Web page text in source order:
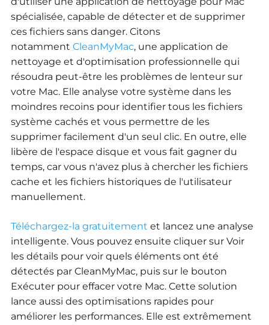
spécialisée, capable de détecter et de supprimer
ces fichiers sans danger. Citons
notamment CleanMyMac, une application de
nettoyage et d'optimisation professionnelle qui
résoudra peut-être les problèmes de lenteur sur
votre Mac. Elle analyse votre système dans les
moindres recoins pour identifier tous les fichiers
système cachés et vous permettre de les
supprimer facilement d'un seul clic. En outre, elle
libère de l'espace disque et vous fait gagner du
temps, car vous n'avez plus à chercher les fichiers
cache et les fichiers historiques de l'utilisateur
manuellement.
Téléchargez-la gratuitement et lancez une analyse
intelligente. Vous pouvez ensuite cliquer sur Voir
les détails pour voir quels éléments ont été
détectés par CleanMyMac, puis sur le bouton
Exécuter pour effacer votre Mac. Cette solution
lance aussi des optimisations rapides pour
améliorer les performances. Elle est extrêmement